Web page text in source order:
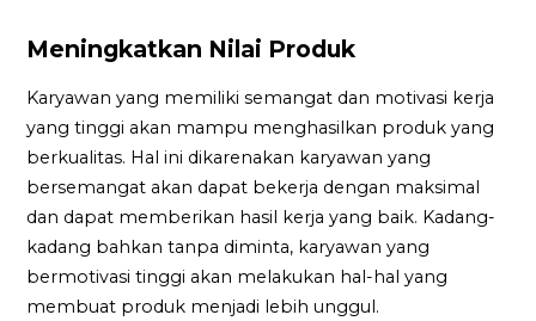
Meningkatkan Nilai Produk
Karyawan yang memiliki semangat dan motivasi kerja
yang tinggi akan mampu menghasilkan produk yang
berkualitas. Hal ini dikarenakan karyawan yang
bersemangat akan dapat bekerja dengan maksimal
dan dapat memberikan hasil kerja yang baik. Kadang-
kadang bahkan tanpa diminta, karyawan yang
bermotivasi tinggi akan melakukan hal-hal yang
membuat produk menjadi lebih unggul.